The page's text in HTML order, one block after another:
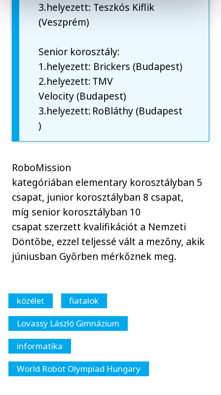
3.helyezett: Teszkós Kiflik
(Veszprém)
Senior korosztály:
1.helyezett: Brickers (Budapest)
2.helyezett: TMV
Velocity (Budapest)
3.helyezett: RoBláthy (Budapest
)
RoboMission
kategóriában elementary korosztályban 5
csapat, junior korosztályban 8 csapat,
míg senior korosztályban 10
csapat szerzett kvalifikációt a Nemzeti
Döntőbe, ezzel teljessé vált a mezőny, akik
júniusban Győrben mérkőznek meg.
közélet
fiatalok
Lovassy László Gimnázium
informatika
World Robot Olympiad Hungary